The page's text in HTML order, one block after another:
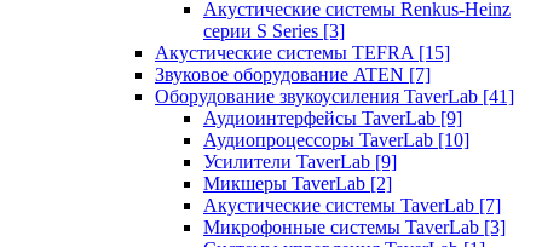
Акустические системы Renkus-Heinz
серии S Series [3]
Акустические системы TEFRA [15]
Звуковое оборудование ATEN [7]
Оборудование звукоусиления TaverLab [41]
Аудиоинтерфейсы TaverLab [9]
Аудиопроцессоры TaverLab [10]
Усилители TaverLab [9]
Микшеры TaverLab [2]
Акустические системы TaverLab [7]
Микрофонные системы TaverLab [3]